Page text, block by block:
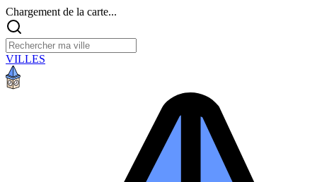
Chargement de la carte...
VILLES